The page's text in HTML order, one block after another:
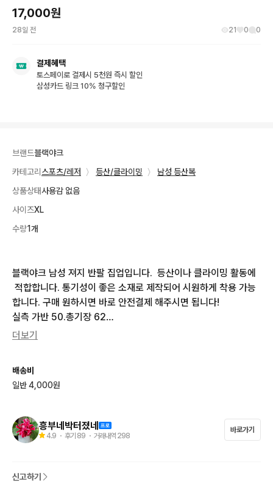
17,000원
28일 전 21 0 0
결제혜택
토스페이로 결제시 5천원 즉시 할인
삼성카드 링크 10% 청구할인
브랜드블랙야크
카테고리 스포츠/레저 〉 등산/클라이밍 〉
남성 등산복
상품상태사용감 없음
사이즈XL
수량1개
블랙야크 남성 져지 반팔 집업입니다.  등산이나 클라이밍 활동에
적합합니다. 통기성이 좋은 소재로 제작되어 시원하게 착용 가능
합니다. 구매 원하시면 바로 안전결제 해주시면 됩니다!
실측 가반 50.총기장 62
오염색바램 상처없어요 중고특성상 반품또는 환불은 안되요.260
더보기
배송비
일반 4,000원
흥부네박터졌네
4.9 ・ 후기 89 ・ 거래내역 298
바로가기
신고하기